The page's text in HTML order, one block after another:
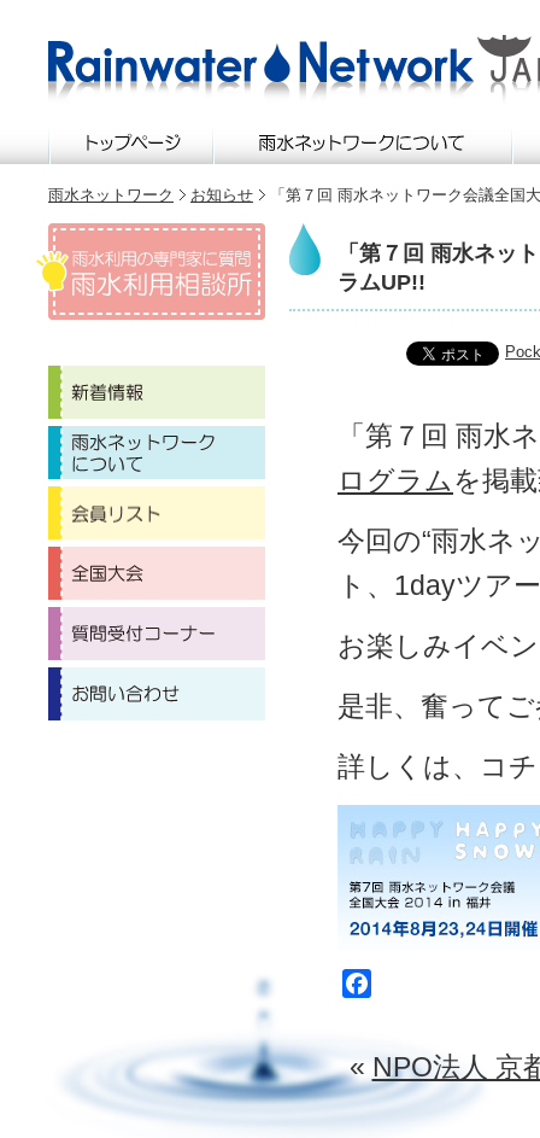
雨水ネットワーク お知らせ 「第７回 雨水ネットワーク会議全国
「第７回 雨水ネッ
ラムUP!!
「第７回 雨水
ログラムを掲
今回の“雨水ネ
ト、1dayツア
お楽しみイベ
是非、奮って
詳しくは、コ
« NPO法人 京